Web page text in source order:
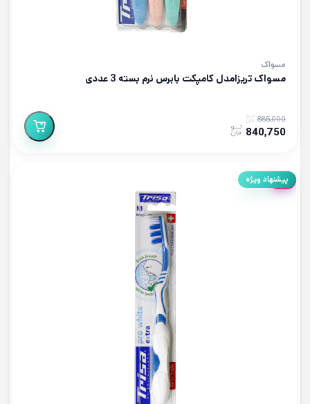
مسواک
مسواک تریزامدل کامپکت بابرس نرم بسته 3 عددی
885,000
840,750
5%
پیشنهاد ویژه